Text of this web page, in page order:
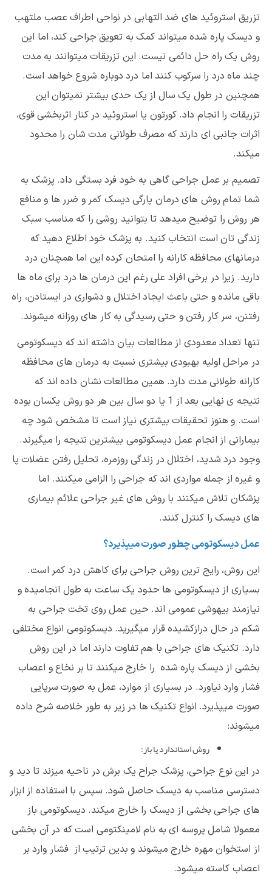
تزریق استروئید های ضد التهابی در نواحی اطراف عصب ملتهب
و دیسک پاره شده میتواند کمک به تعویق جراحی کند، اما این
روش یک راه حل دائمی نیست. این تزریقات میتوانند به مدت
چند ماه درد را سرکوب کنند اما درد دوباره شروع خواهد است.
همچنین در طول یک سال از یک حدی بیشتر نمیتوان این
تزریقات را انجام داد. کورتون یا استروئید در کنار اثربخشی قوی،
اثرات جانبی ای دارند که مصرف طولانی مدت شان را محدود
میکند.
تصمیم بر عمل جراحی گاهی به خود فرد بستگی داد. پزشک به
شما تمام روش های درمان پارگی دیسک کمر و ضرر ها و منافع
هر روش را توضیح میدهد تا بتوانید روشی را که مناسب سبک
زندگی تان است انتخاب کنید. به پزشک خود اطلاع دهید که
درمانهای محافظه کارانه را امتحان کرده این اما همچنان درد
دارید. زیرا در برخی افراد علی رغم این درمان ها درد برای ماه ها
باقی مانده و حتی باعث ایجاد اختلال و دشواری در ایستادن، راه
رفتنن، سر کار رفتن و حتی رسیدگی به کار های روزانه میشوند.
تنها تعداد معدودی از مطالعات بیان داشته اند که دیسکوتومی
در مراحل اولیه بهبودی بیشتری نسبت به درمان های محافظه
کارانه طولانی مدت دارد. همین مطالعات نشان داده اند که
نتیجه ی نهایی بعد از 1 یا دو سال بین هر دو روش یکسان بوده
است. و هنوز تحقیقات بیشتری نیاز است تا مشخص شود چه
بیمارانی از انجام عمل دیسکوتومی بیشترین نتیجه را میگیرند.
وجود درد شدید، اختلال در زندگی روزمره، تحلیل رفتن عضلات پا
و غیره از جمله مواردی اند که جراحی را الزامی میکنند. اما
پزشکان تلاش میکنند با روش های غیر جراحی علائم بیماری
های دیسک را کنترل کنند.
عمل دیسکوتومی چطور صورت میپذیرد؟
این روش، رایج ترین روش جراحی برای کاهش درد کمر است.
بسیاری از دیسکوتومی ها حدود یک ساعت به طول انجامیده و
نیازمند بیهوشی عمومی اند. حین عمل روی تخت جراحی به
شکم در حال درازکشیده قرار میگیرید. دیسکوتومی انواع مختلفی
دارد. تکنیک های جراحی با هم تفاوت دارند اما در این روش
بخشی از دیسک پاره شده را خارج میکنند تا بر نخاع و اعصاب
فشار وارد نیاورد. در بسیاری از موارد، عمل به صورت سرپایی
صورت میپذیرد. انواع تکنیک ها در زیر به طور خلاصه شرح داده
میشوند:
روش استاندارد یا باز:
در این نوع جراحی، پزشک جراح یک برش در ناحیه میزند تا دید و
دسترسی مناسب به دیسک حاصل شود. سپس با استفاده از ابزار
های جراحی بخشی از دیسک را خارج میکند. دیسکوتومی باز
معمولا شامل پروسه ای به نام لامینکتومی است که در آن بخشی
از استخوان مهره خارج میشوند و بدین ترتیب از فشار وارد بر
اعصاب کاسته میشود.